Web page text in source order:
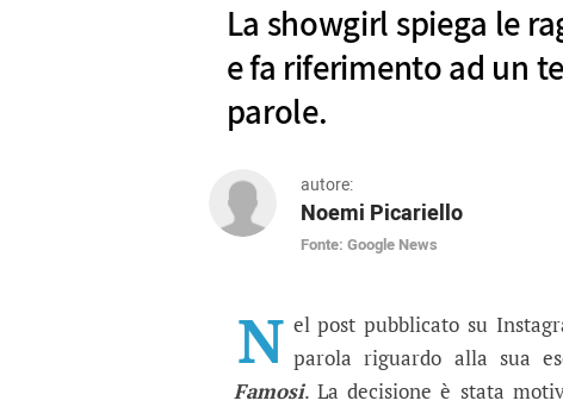
La showgirl spiega le
e fa riferimento ad un
parole.
autore:
Noemi Picariello
Fonte: Google News
Isola dei Famosi 2026:
La showgirl spiega le ragioni
N el post pubblicato su
parola riguardo alla sua
Famosi. La decisione è stata